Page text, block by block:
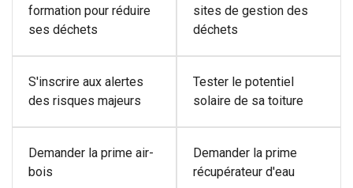
formation pour réduire
ses déchets
sites de gestion des
déchets
S'inscrire aux alertes
des risques majeurs
Tester le potentiel
solaire de sa toiture
Demander la prime air-
bois
Demander la prime
récupérateur d'eau